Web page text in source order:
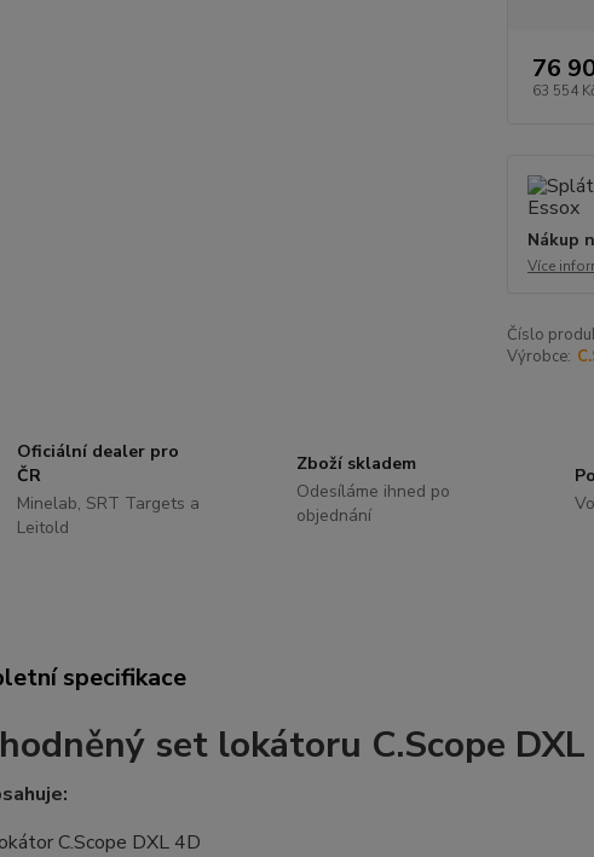
76
63 554
Nákup
Více
Číslo
Výrobce:
Oficiální dealer pro
ČR
Minelab, SRT Targets a
Leitold
Zboží skladem
Odesíláme ihned po
objednání
specifikace
set lokátoru C.Scope
C.Scope DXL 4D